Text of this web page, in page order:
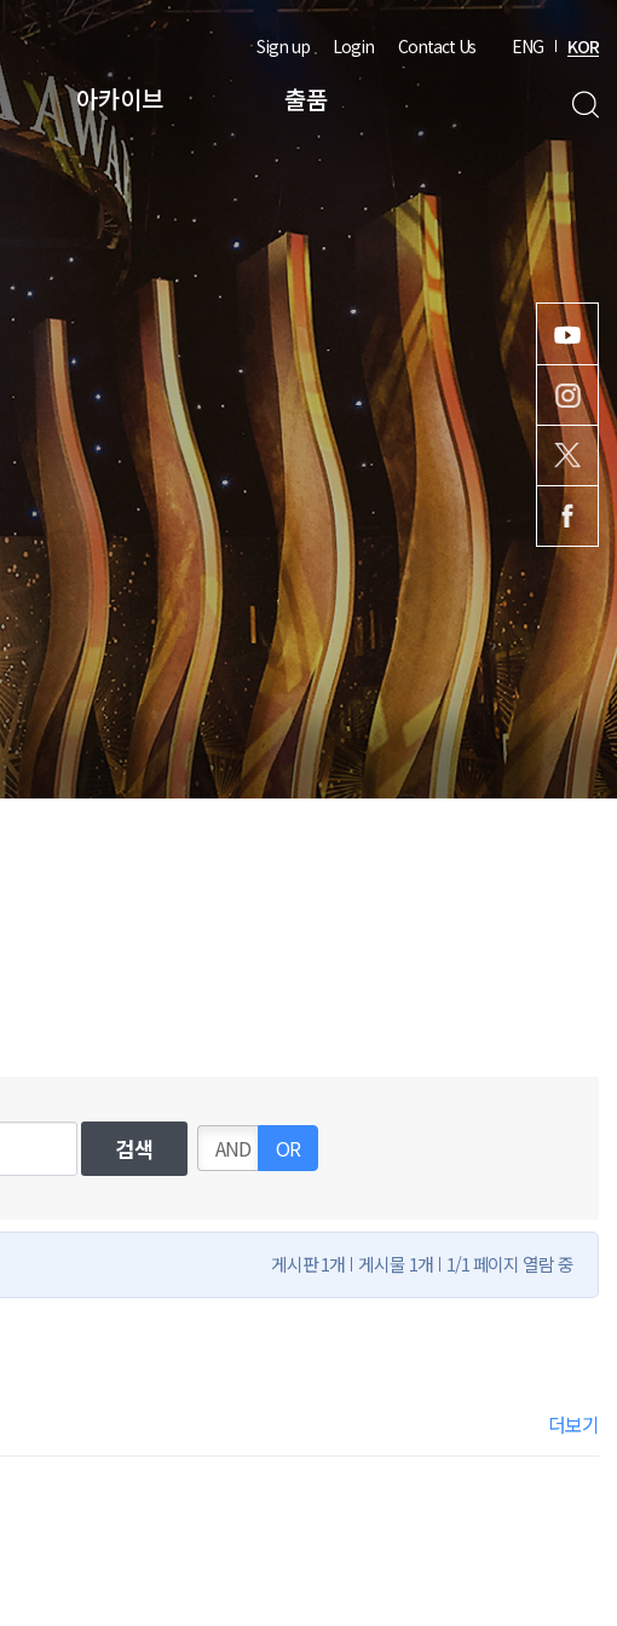
아카이브 출품
Sign up Login Contact Us ENG KOR
검색 AND OR
게시판 1개 게시물 1개 1/1 페이지 열람 중
더보기